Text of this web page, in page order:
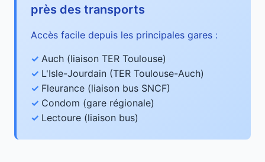
près des transports
Accès facile depuis les principales gares :
Auch (liaison TER Toulouse)
L'Isle-Jourdain (TER Toulouse-Auch)
Fleurance (liaison bus SNCF)
Condom (gare régionale)
Lectoure (liaison bus)